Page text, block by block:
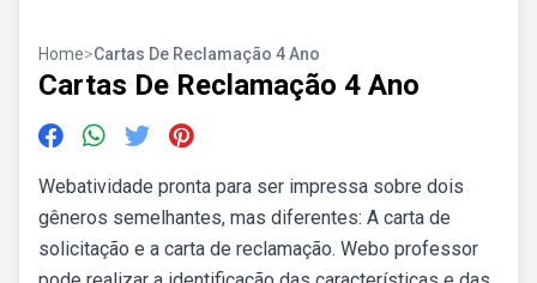
Home>Cartas De Reclamação 4 Ano
Cartas De Reclamação 4 Ano
Webatividade pronta para ser impressa sobre dois
gêneros semelhantes, mas diferentes: A carta de
solicitação e a carta de reclamação. Webo professor